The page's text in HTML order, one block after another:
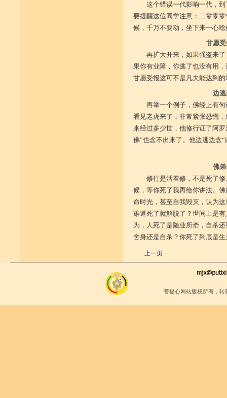
这个错误一代影响一代，
要提醒这位同学注意：二零零
候，千万不要动，坐下来一心
甘愿
再扩大开来，如果强盗来
果你有业障，你逃了也没有用
甘愿受报这可不是凡夫能达到的
边
再举一个例子，佛经上有
看见老虎来了，非常紧张恐慌
来经过多少世，他修行证了阿
佛”也念不出来了。他边逃边念
佛
修行是活着修，不是死了
候，等你死了我再给你讲法。
命时光，甚至自我毁灭，认为
难道死了就解脱了？世间上是
为，人死了是随业所牵，自杀
舍身还是自杀？你死了到底是
上一页
菩提心网站版权所有，